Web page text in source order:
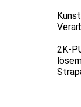
2K-